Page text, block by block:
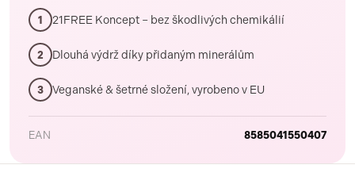
1 21FREE Koncept – bez škodlivých chemikálií
2 Dlouhá výdrž díky přidaným minerálům
3 Veganské & šetrné složení, vyrobeno v EU
EAN 8585041550407